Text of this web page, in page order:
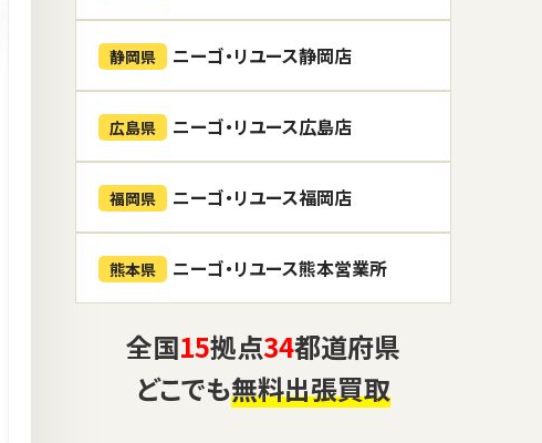
静岡県 ニーゴ・リユース静岡店
広島県 ニーゴ・リユース広島店
福岡県 ニーゴ・リユース福岡店
熊本県 ニーゴ・リユース熊本営業所
全国15拠点34都道府県
どこでも無料出張買取